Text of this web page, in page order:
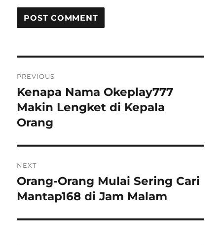
navigation
PREVIOUS
Previous
post:
Kenapa Nama Okeplay777
Makin Lengket di Kepala
Orang
NEXT
Next
post:
Orang-Orang Mulai Sering Cari
Mantap168 di Jam Malam